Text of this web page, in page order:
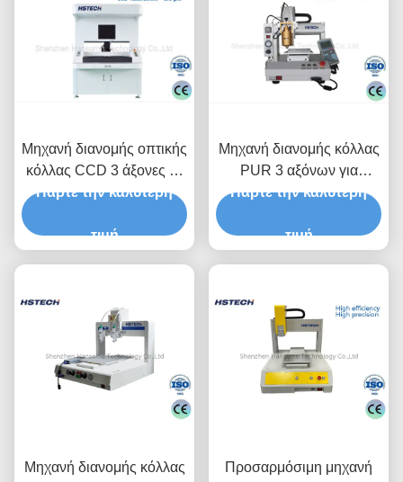
Μηχανή διανομής οπτικής
κόλλας CCD 3 άξονες με
σύστημα διπλού πίνακα
για συναρμολόγηση SMT
Πάρτε την καλύτερη
τιμή
Μηχανή διανομής κόλλας
PUR 3 αξόνων για
επιτραπέζιο υπολογιστή
επαναληπτική ακρίβεια
Πάρτε την καλύτερη
τιμή
Μηχανή διανομής κόλλας
Προσαρμόσιμη μηχανή